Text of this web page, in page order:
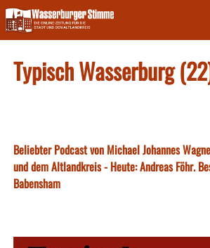
Skip
to
content
Typisch Wasserburg
Beliebter Podcast von Michael Johannes
und dem Altlandkreis - Heute: Andreas Föhr.
Babensham